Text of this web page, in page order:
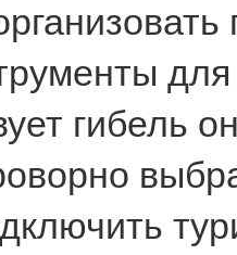
гибель